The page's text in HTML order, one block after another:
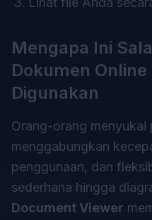
Mengapa Ini
Dokumen
Digunakan
Orang-orang menyukai
menggabungkan
penggunaan, dan
sederhana hingga
Document Viewer